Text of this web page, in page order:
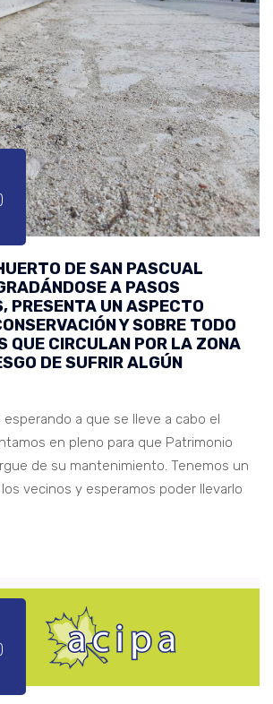
DE SAN PASCUAL
A PASOS
PRESENTA UN ASPECTO
Y SOBRE TODO
QUE CIRCULAN POR LA ZONA
DE SUFRIR ALGÚN
esperando a que se lleve a cabo el
en pleno para que Patrimonio
de su mantenimiento. Tenemos un
vecinos y esperamos poder llevarlo